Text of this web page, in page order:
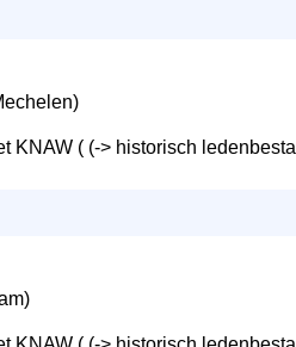
KNAW ( (-> historisch